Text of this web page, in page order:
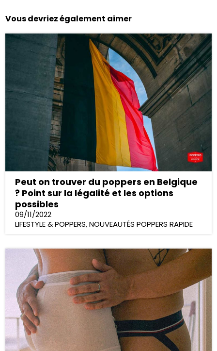
Vous devriez également aimer
Peut on trouver du poppers en Belgique
? Point sur la légalité et les options
possibles
09/11/2022
LIFESTYLE & POPPERS,NOUVEAUTÉS POPPERS RAPIDE